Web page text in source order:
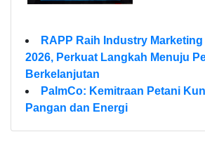
RAPP Raih Industry
2026, Perkuat Langkah Menuju
Berkelanjutan
PalmCo: Kemitraan Petani
Pangan dan Energi